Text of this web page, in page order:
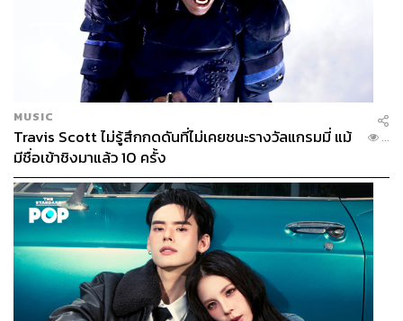
MUSIC
Travis Scott ไม่รู้สึกกดดันที่ไม่เคยชนะรางวัลแกรมมี่ แม้
มีชื่อเข้าชิงมาแล้ว 10 ครั้ง
...